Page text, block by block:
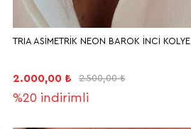
TRIA ASİMETRİK NEON BAROK İNCİ KOLYE
2.000,00 ₺ 2.500,00 ₺
%20 indirimli